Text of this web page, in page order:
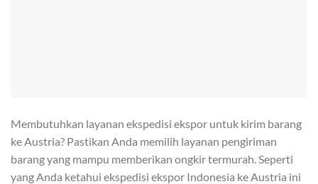
Membutuhkan layanan ekspedisi ekspor untuk kirim barang
ke Austria? Pastikan Anda memilih layanan pengiriman
barang yang mampu memberikan ongkir termurah. Seperti
yang Anda ketahui ekspedisi ekspor Indonesia ke Austria ini